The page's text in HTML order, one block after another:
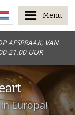
AFSPRAAK, VAN
21.00 UUR
Menu
Europa!